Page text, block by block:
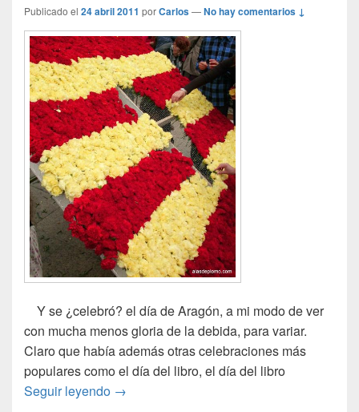
Publicado el 24 abril 2011 porCarlos—No hay comentarios ↓
Y se ¿celebró? el día de Aragón, a mi modo de ver
con mucha menos gloria de la debida, para variar.
Claro que había además otras celebraciones más
populares como el día del libro, el día del libro
Seguir leyendo El 23 de Abril fué San Jorge…
→